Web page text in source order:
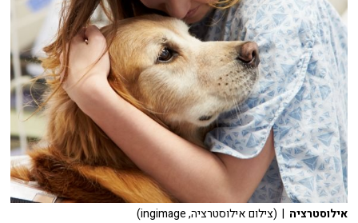
אילוסטרציה | (צילום אילוסטרציה, ingimage)